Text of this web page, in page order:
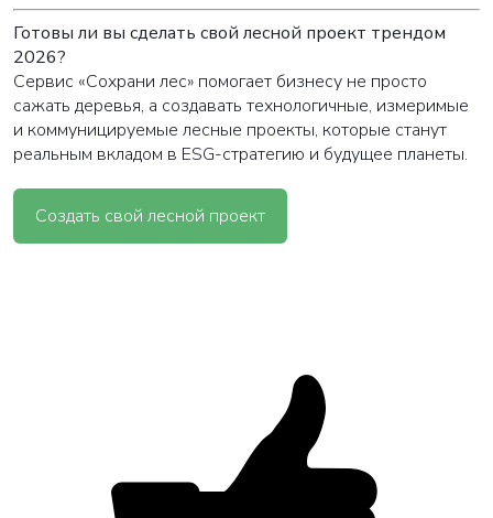
Готовы ли вы сделать свой лесной проект трендом
2026?
Сервис «Сохрани лес» помогает бизнесу не просто
сажать деревья, а создавать технологичные, измеримые
и коммуницируемые лесные проекты, которые станут
реальным вкладом в ESG-стратегию и будущее планеты.
Создать свой лесной проект